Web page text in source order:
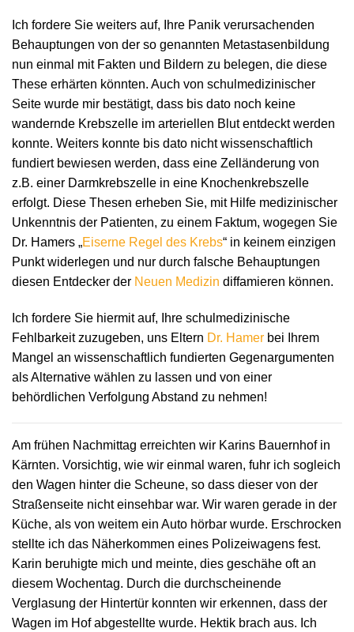
Ich fordere Sie weiters auf, Ihre Panik verursachenden
Behauptungen von der so genannten Metastasenbildung
nun einmal mit Fakten und Bildern zu belegen, die diese
These erhärten könnten. Auch von schulmedizinischer
Seite wurde mir bestätigt, dass bis dato noch keine
wandernde Krebszelle im arteriellen Blut entdeckt werden
konnte. Weiters konnte bis dato nicht wissenschaftlich
fundiert bewiesen werden, dass eine Zelländerung von
z.B. einer Darmkrebszelle in eine Knochenkrebszelle
erfolgt. Diese Thesen erheben Sie, mit Hilfe medizinischer
Unkenntnis der Patienten, zu einem Faktum, wogegen Sie
Dr. Hamers „Eiserne Regel des Krebs“ in keinem einzigen
Punkt widerlegen und nur durch falsche Behauptungen
diesen Entdecker der Neuen Medizin diffamieren können.
Ich fordere Sie hiermit auf, Ihre schulmedizinische
Fehlbarkeit zuzugeben, uns Eltern Dr. Hamer bei Ihrem
Mangel an wissenschaftlich fundierten Gegenargumenten
als Alternative wählen zu lassen und von einer
behördlichen Verfolgung Abstand zu nehmen!
Am frühen Nachmittag erreichten wir Karins Bauernhof in
Kärnten. Vorsichtig, wie wir einmal waren, fuhr ich sogleich
den Wagen hinter die Scheune, so dass dieser von der
Straßenseite nicht einsehbar war. Wir waren gerade in der
Küche, als von weitem ein Auto hörbar wurde. Erschrocken
stellte ich das Näherkommen eines Polizeiwagens fest.
Karin beruhigte mich und meinte, dies geschähe oft an
diesem Wochentag. Durch die durchscheinende
Verglasung der Hintertür konnten wir erkennen, dass der
Wagen im Hof abgestellte wurde. Hektik brach aus. Ich